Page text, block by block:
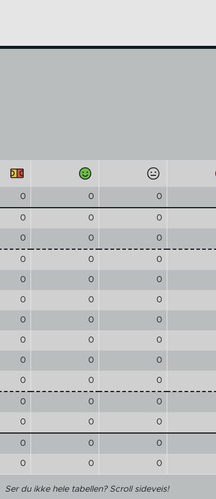
0 0 0
0 0 0
0 0 0
0 0 0
0 0 0
0 0 0
0 0 0
0 0 0
0 0 0
0 0 0
0 0 0
0 0 0
0 0 0
0 0 0
Ser du ikke hele tabellen? Scroll sideveis!